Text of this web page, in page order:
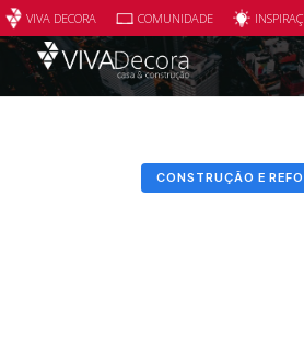
VIVA DECORA COMUNIDADE
CONSTRUÇÃO E